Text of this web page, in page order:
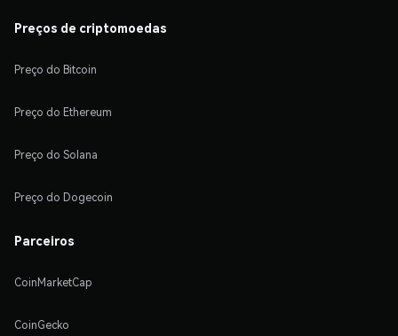
Preços de criptomoedas
Preço do Bitcoin
Preço do Ethereum
Preço do Solana
Preço do Dogecoin
Parceiros
CoinMarketCap
CoinGecko